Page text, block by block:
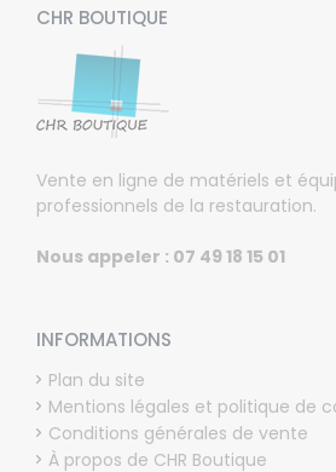
CHR BOUTIQUE
Vente en ligne de matériels et
professionnels de la restauration.
Nous appeler : 07 49 18 15 01
INFORMATIONS
Plan du site
Mentions légales et politique de
Conditions générales de vente
À propos de CHR Boutique